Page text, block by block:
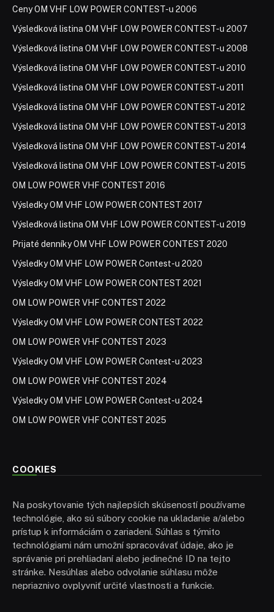
Ceny OM VHF LOW POWER CONTEST-u 2006
Výsledková listina OM VHF LOW POWER CONTEST-u 2007
Výsledková listina OM VHF LOW POWER CONTEST-u 2008
Výsledková listina OM VHF LOW POWER CONTEST-u 2010
Výsledková listina OM VHF LOW POWER CONTEST-u 2011
Výsledková listina OM VHF LOW POWER CONTEST-u 2012
Výsledková listina OM VHF LOW POWER CONTEST-u 2013
Výsledková listina OM VHF LOW POWER CONTEST-u 2014
Výsledková listina OM VHF LOW POWER CONTEST-u 2015
OM LOW POWER VHF CONTEST 2016
Výsledky OM VHF LOW POWER CONTEST 2017
Výsledková listina OM VHF LOW POWER CONTEST-u 2019
Prijaté denníky OM VHF LOW POWER CONTEST 2020
Výsledky OM VHF LOW POWER Contest-u 2020
Výsledky OM VHF LOW POWER CONTEST 2021
OM LOW POWER VHF CONTEST 2022
Výsledky OM VHF LOW POWER CONTEST 2022
OM LOW POWER VHF CONTEST 2023
Výsledky OM VHF LOW POWER Contest-u 2023
OM LOW POWER VHF CONTEST 2024
Výsledky OM VHF LOW POWER Contest-u 2024
OM LOW POWER VHF CONTEST 2025
COOKIES
Na poskytovanie tých najlepších skúseností používame
technológie, ako sú súbory cookie na ukladanie a/alebo
prístup k informáciám o zariadení. Súhlas s týmito
technológiami nám umožní spracovávať údaje, ako je
správanie pri prehliadaní alebo jedinečné ID na tejto
stránke. Nesúhlas alebo odvolanie súhlasu môže
nepriaznivo ovplyvniť určité vlastnosti a funkcie.